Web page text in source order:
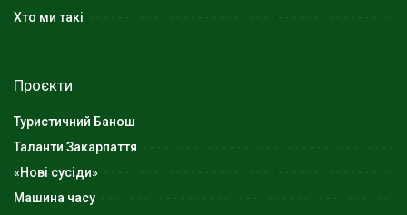
Хто ми такі
Проєкти
Туристичний Банош
Таланти Закарпаття
«Нові сусіди»
Машина часу